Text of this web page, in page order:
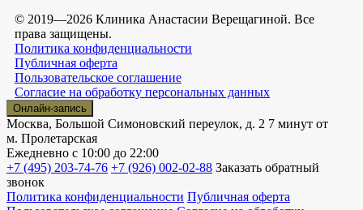
© 2019—2026 Клиника Анастасии Верещагиной. Все
права защищены.
Политика конфиденциальности
Публичная оферта
Пользовательское соглашение
Согласие на обработку персональных данных
Онлайн-запись
Москва, Большой Симоновский переулок, д. 2 7 минут от
м. Пролетарская
Ежедневно с 10:00 до 22:00
+7 (495) 203-74-76 +7 (926) 002-02-88 Заказать обратный
звонок
Политика конфиденциальности Публичная оферта